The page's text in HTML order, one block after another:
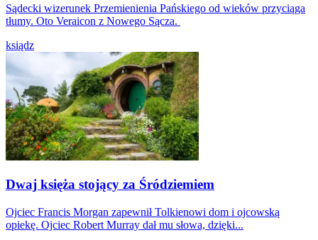
Sądecki wizerunek Przemienienia Pańskiego od wieków przyciąga
tłumy. Oto Veraicon z Nowego Sącza.
ksiądz
Dwaj księża stojący za Śródziemiem
Ojciec Francis Morgan zapewnił Tolkienowi dom i ojcowską
opiekę. Ojciec Robert Murray dał mu słowa, dzięki...